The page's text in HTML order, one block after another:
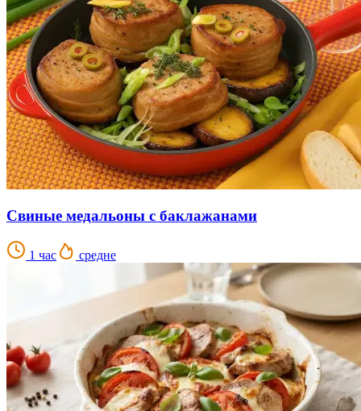
Свиные медальоны с баклажанами
1 час средне